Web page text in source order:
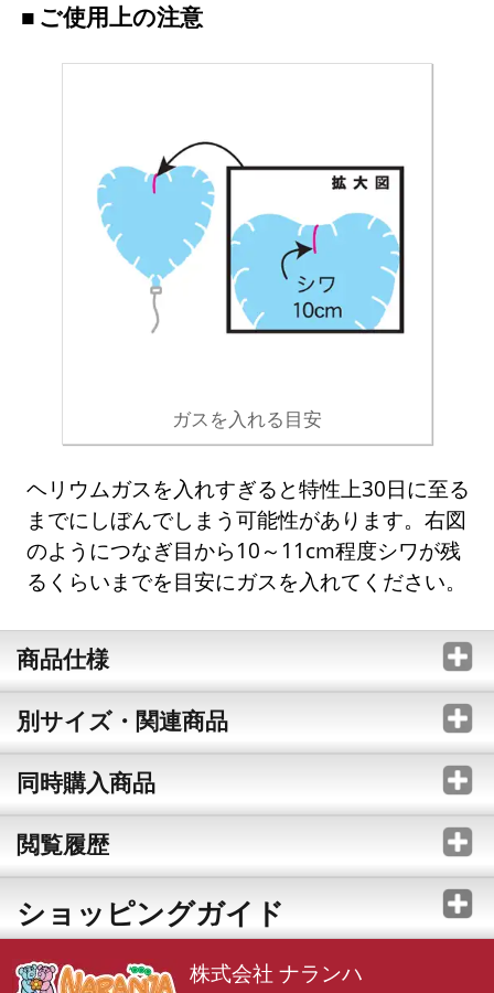
ご使用上の注意
ガスを入れる目安
ヘリウムガスを入れすぎると特性上30日に至る
までにしぼんでしまう可能性があります。右図
のようにつなぎ目から10～11cm程度シワが残
るくらいまでを目安にガスを入れてください。
商品仕様
別サイズ・関連商品
同時購入商品
閲覧履歴
ショッピングガイド
株式会社 ナランハ